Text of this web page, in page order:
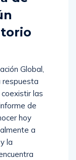
Global,
respuesta
las
de
hoy
a
la